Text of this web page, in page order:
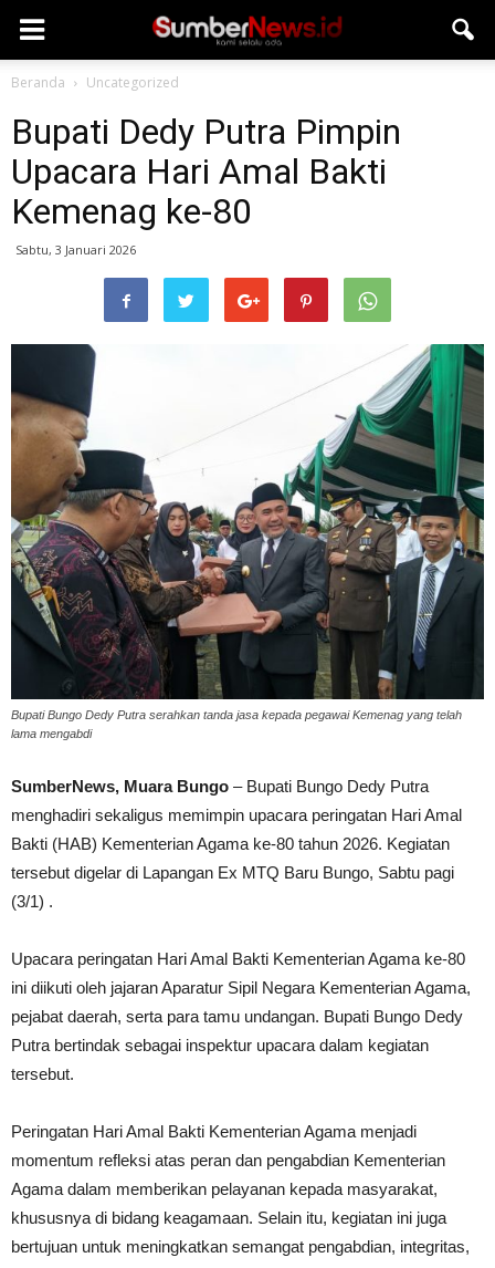
Beranda Uncategorized
Bupati Dedy Putra Pimpin
Upacara Hari Amal Bakti
Kemenag ke-80
Sabtu, 3 Januari 2026
Bupati Bungo Dedy Putra serahkan tanda jasa kepada pegawai Kemenag yang telah
lama mengabdi
SumberNews, Muara Bungo – Bupati Bungo Dedy Putra
menghadiri sekaligus memimpin upacara peringatan Hari Amal
Bakti (HAB) Kementerian Agama ke-80 tahun 2026. Kegiatan
tersebut digelar di Lapangan Ex MTQ Baru Bungo, Sabtu pagi
(3/1) .
Upacara peringatan Hari Amal Bakti Kementerian Agama ke-80
ini diikuti oleh jajaran Aparatur Sipil Negara Kementerian Agama,
pejabat daerah, serta para tamu undangan. Bupati Bungo Dedy
Putra bertindak sebagai inspektur upacara dalam kegiatan
tersebut.
Peringatan Hari Amal Bakti Kementerian Agama menjadi
momentum refleksi atas peran dan pengabdian Kementerian
Agama dalam memberikan pelayanan kepada masyarakat,
khususnya di bidang keagamaan. Selain itu, kegiatan ini juga
bertujuan untuk meningkatkan semangat pengabdian, integritas,